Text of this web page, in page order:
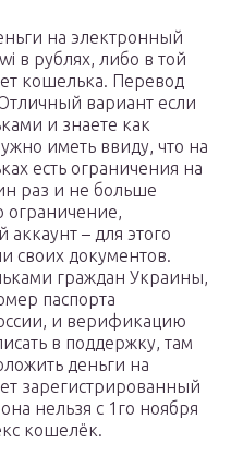
на электронный
в рублях, либо в той
кошелька. Перевод
вариант если
и знаете как
иметь ввиду, что на
есть ограничения на
раз и не больше
ограничение,
аккаунт – для этого
своих документов.
граждан Украины,
паспорта
и верификацию
в поддержку, там
деньги на
зарегистрированный
нельзя с 1го ноября
кошелёк.